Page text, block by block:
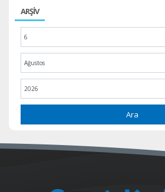
ARŞİV
Ara